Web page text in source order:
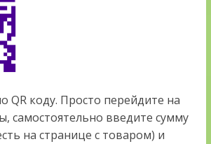
QR коду. Просто перейдите на
самостоятельно введите сумму
на странице с товаром) и